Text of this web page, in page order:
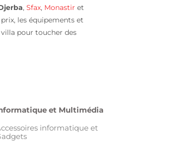
, Sfax, Monastir et
les équipements et
pour toucher des
et Multimédia
informatique et